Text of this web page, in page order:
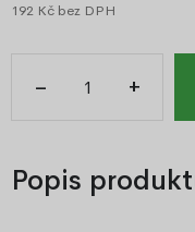
192 Kč bez DPH
– +
Popis